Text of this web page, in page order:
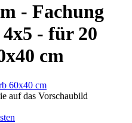
- Fachung
- für 20
cm
auf das Vorschaubild